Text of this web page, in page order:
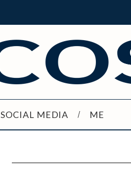
SOCIAL MEDIA ME